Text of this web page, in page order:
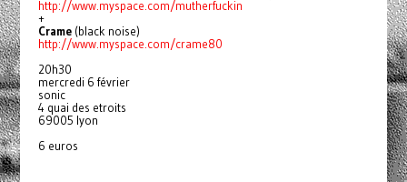
http://www.myspace.com/mutherfuckin
+
Crame(black noise)
http://www.myspace.com/crame80
20h30
mercredi 6 février
sonic
4 quai des etroits
69005 lyon
6 euros